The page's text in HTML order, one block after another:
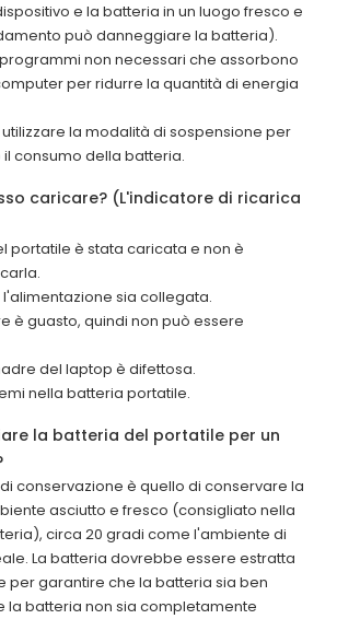
e la batteria in un luogo fresco e
può danneggiare la batteria).
non necessari che assorbono
per ridurre la quantità di energia
la modalità di sospensione per
consumo della batteria.
caricare? (L'indicatore di ricarica
portatile è stata caricata e non è
sia collegata.
è guasto, quindi non può essere
del laptop è difettosa.
nella batteria portatile.
la batteria del portatile per un
conservazione è quello di conservare la
asciutto e fresco (consigliato nella
circa 20 gradi come l'ambiente di
La batteria dovrebbe essere estratta
per garantire che la batteria sia ben
la batteria non sia completamente